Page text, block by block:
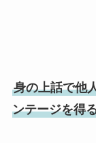
身の上話で他
ンテージを得